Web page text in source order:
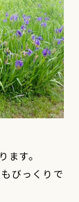
す。
びっくりで